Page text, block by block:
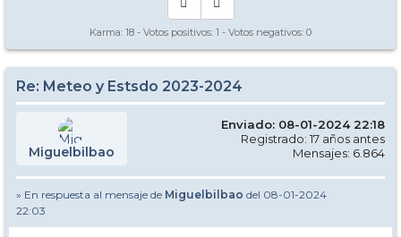
Karma: 18 - Votos positivos: 1 - Votos negativos: 0
Re: Meteo y Estsdo 2023-2024
Miguelbilbao
Enviado: 08-01-2024 22:18
Registrado: 17 años antes
Mensajes: 6.864
» En respuesta al mensaje de Miguelbilbao del 08-01-2024
22:03